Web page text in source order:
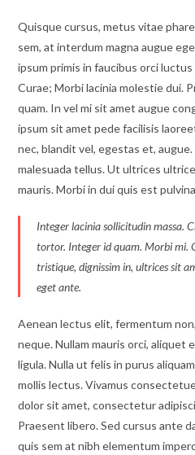
Quisque cursus, metus vitae
sem, at interdum magna augue
ipsum primis in faucibus orci
Curae; Morbi lacinia molestie dui.
quam. In vel mi sit amet augue
ipsum sit amet pede facilisis
nec, blandit vel, egestas et,
malesuada tellus. Ut ultrices
mauris. Morbi in dui quis est
Integer lacinia sollicitudin massa.
tortor. Integer id quam. Morbi mi.
tristique, dignissim in, ultrices sit
eget ante.
Aenean lectus elit, fermentum
neque. Nullam mauris orci, aliquet
ligula. Nulla ut felis in purus
mollis lectus. Vivamus
dolor sit amet, consectetur
Praesent libero. Sed cursus ante
quis sem at nibh elementum